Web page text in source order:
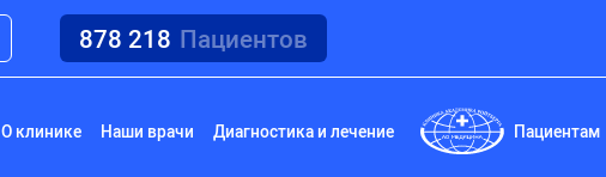
878 218 Пациентов
О клинике Наши врачи Диагностика и лечение Пациентам